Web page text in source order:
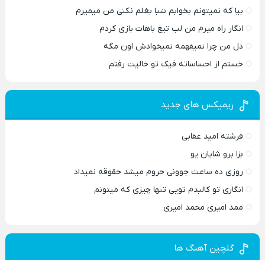
بیا که نمیتونم بخوابم شبا بغلم نکنی من میمیرم
انگار راه میرم من لب تیغ باهات بازی کردم
دل من چرا نمیفهمه نمیخوادش اون مگه
خستم از احساساته فیک تو خالیت رفتم
ریمیکس های جدید
فرشته امید عقابی
بزا برو شایان یو
روزی ده ساعت جوونی حروم میشد حقوقه نمیداد
انگاری تو کالبدم تویی تنها چیزی که میتونم
ممد امیری محمد امیری
گلچین آهنگ ها